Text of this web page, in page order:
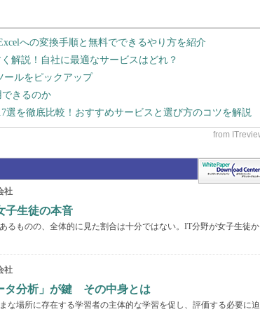
への変換手順と無料でできるやり方を紹介
解説！自社に最適なサービスはどれ？
ールをピックアップ
できるのか
選を徹底比較！おすすめサービスと選び方のコツを解説
社
子生徒の本音
るものの、全体的に見た割合は十分ではない。IT分野が女子生徒か
社
タ分析」が鍵 その中身とは
な場所に存在する学習者の主体的な学習を促し、評価する必要に迫